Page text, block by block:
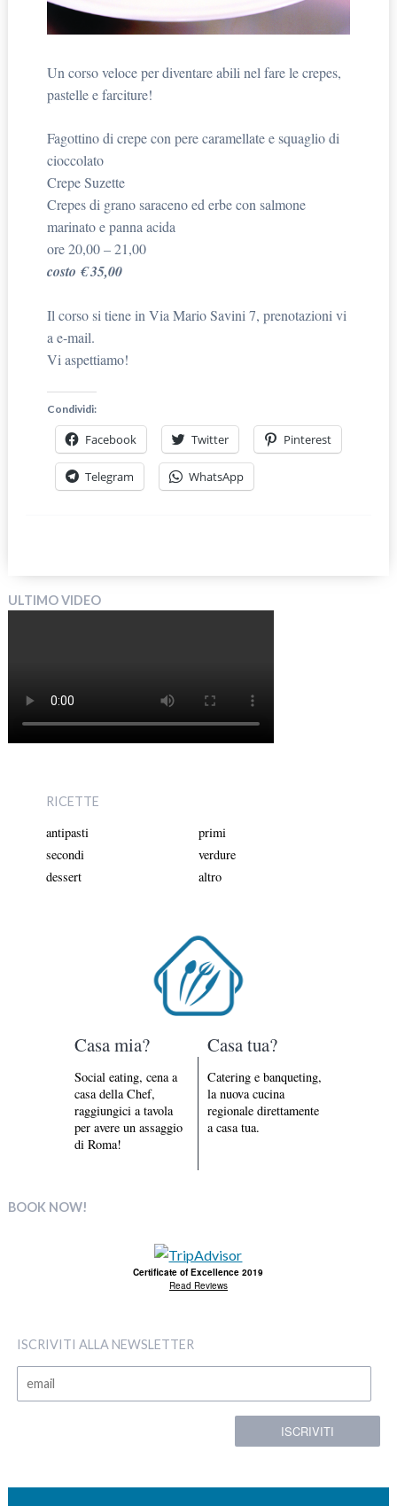
Un corso veloce per diventare abili nel fare le crepes,
pastelle e farciture!
Fagottino di crepe con pere caramellate e squaglio di
cioccolato
Crepe Suzette
Crepes di grano saraceno ed erbe con salmone
marinato e panna acida
ore 20,00 – 21,00
costo € 35,00
Il corso si tiene in Via Mario Savini 7, prenotazioni vi
a e-mail.
Vi aspettiamo!
Condividi:
Facebook Twitter Pinterest
Telegram WhatsApp
ULTIMO VIDEO
RICETTE
antipasti
primi
secondi
verdure
dessert
altro
Casa mia?
Social eating, cena a
casa della Chef,
raggiungici a tavola
per avere un assaggio
di Roma!
Casa tua?
Catering e banqueting,
la nuova cucina
regionale direttamente
a casa tua.
BOOK NOW!
Certificate of Excellence 2019
Read Reviews
ISCRIVITI ALLA NEWSLETTER